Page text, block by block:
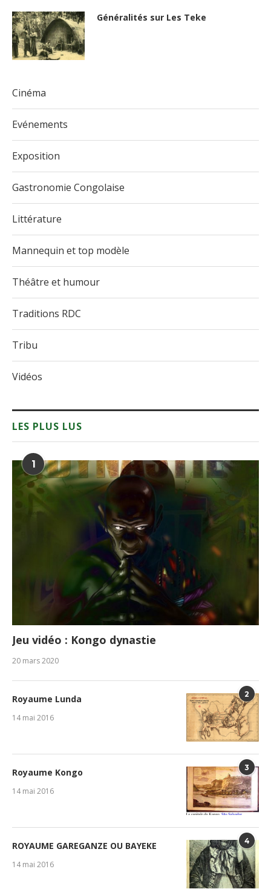
Généralités sur Les Teke
Cinéma
Evénements
Exposition
Gastronomie Congolaise
Littérature
Mannequin et top modèle
Théâtre et humour
Traditions RDC
Tribu
Vidéos
LES PLUS LUS
1
Jeu vidéo : Kongo dynastie
20 mars 2020
2
Royaume Lunda
14 mai 2016
3
Royaume Kongo
14 mai 2016
4
ROYAUME GAREGANZE OU BAYEKE
14 mai 2016